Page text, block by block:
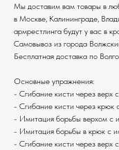
Мы доставим вам товары в
в Москве, Калининграде,
армрестлинга будут у вас в
Самовывоз из города
Бесплатная доставка по
Основные упражнения:
- Сгибание кисти через верх
- Сгибание кисти через крюк
- Имитация борьбы верхом с
- Имитация борьбы в крюк с
- Сгибание кисти через верх